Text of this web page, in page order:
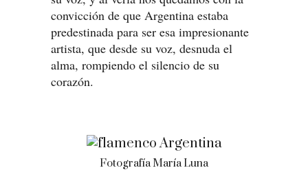
convicción de que Argentina estaba
predestinada para ser esa impresionante
artista, que desde su voz, desnuda el
alma, rompiendo el silencio de su
corazón.
Fotografía María Luna